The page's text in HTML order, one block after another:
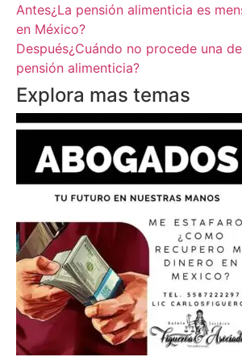
Antes¿La pensión alimenticia es
en México?
Después¿Cuándo no procede una
pensión alimenticia?
Explora mas temas